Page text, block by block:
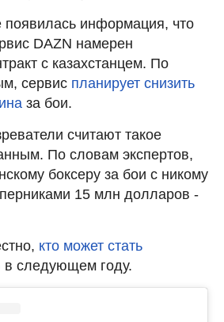
информация, что
DAZN намерен
с казахстанцем. По
сервис планирует снизить
за бои.
считают такое
По словам экспертов,
боксеру за бои с никому
15 млн долларов -
кто может стать
в следующем году.